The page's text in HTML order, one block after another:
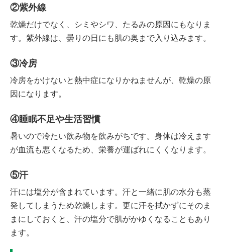
②紫外線
乾燥だけでなく、シミやシワ、たるみの原因にもなりま
す。紫外線は、曇りの日にも肌の奥まで入り込みます。
③冷房
冷房をかけないと熱中症になりかねませんが、乾燥の原
因になります。
④睡眠不足や生活習慣
暑いので冷たい飲み物を飲みがちです。身体は冷えます
が血流も悪くなるため、栄養が運ばれにくくなります。
⑤汗
汗には塩分が含まれています。汗と一緒に肌の水分も蒸
発してしまうため乾燥します。更に汗を拭かずにそのま
まにしておくと、汗の塩分で肌がかゆくなることもあり
ます。